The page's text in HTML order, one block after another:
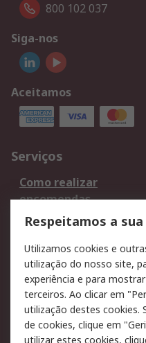
800 102 037
Siga-nos
Aceitamos
Serviços
Como realizar
encomendas
Formas de entrega
Pagamento e
faturação
Legal
Aviso legal
Respeitamos a
Utilizamos cookies e
utilização do nosso site,
experiência e para
terceiros. Ao clicar em
utilização destes cookies.
de cookies, clique em
utilizar estes cookies,